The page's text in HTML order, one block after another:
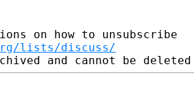
on how to unsubscribe
lists/discuss/